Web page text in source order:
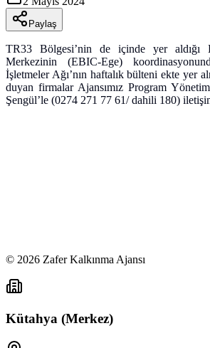
Paylaş
TR33 Bölgesi’nin de içinde yer
Merkezinin (EBIC-Ege)
İşletmeler Ağı’nın haftalık bülteni ekte yer
duyan firmalar Ajansımız Program
Şengül’le (0274 271 77 61/ dahili 180)
© 2026 Zafer Kalkınma Ajansı
Kütahya (Merkez)